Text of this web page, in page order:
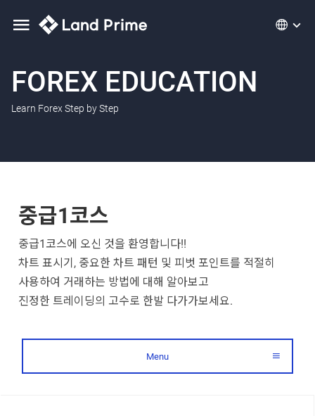
FOREX EDUCATION
Learn Forex Step by Step
중급1코스
중급1코스에 오신 것을 환영합니다!!
차트 표시기, 중요한 차트 패턴 및 피벗 포인트를 적절히
사용하여 거래하는 방법에 대해 알아보고
진정한 트레이딩의 고수로 한발 다가가보세요.
Menu